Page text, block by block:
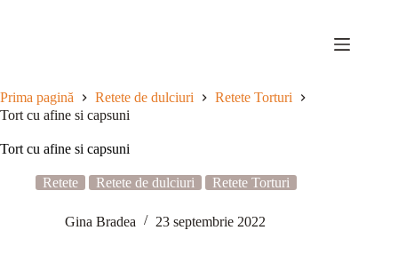
Prima pagină Retete de dulciuri
Retete Torturi
Tort cu afine si capsuni
Tort cu afine si capsuni
Retete Retete de dulciuri Retete Torturi
Gina Bradea 23 septembrie 2022